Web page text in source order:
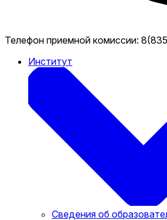
Телефон приемной комиссии:
Институт
Сведения об